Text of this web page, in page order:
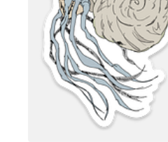
Chapas
Packaging
Ropa
Acrílicos